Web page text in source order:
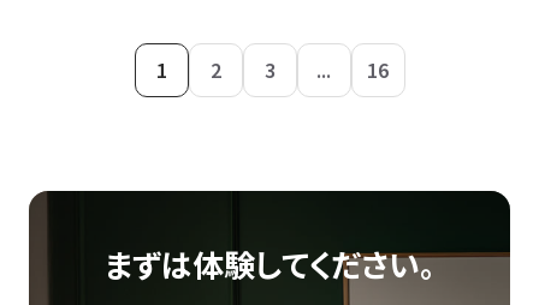
1 2 3 ... 16
まずは体験してください。